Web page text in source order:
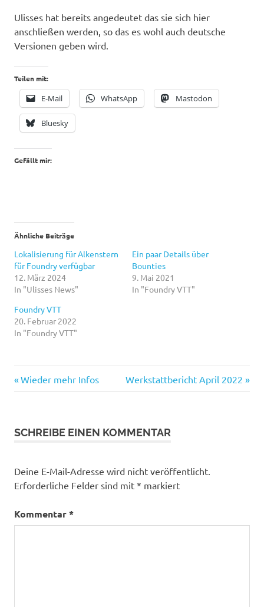
Ulisses hat bereits angedeutet das sie sich hier
anschließen werden, so das es wohl auch deutsche
Versionen geben wird.
Teilen mit:
E-Mail WhatsApp Mastodon
Bluesky
Gefällt mir:
Ähnliche Beiträge
Lokalisierung für Alkenstern
für Foundry verfügbar
12. März 2024
In "Ulisses News"
Ein paar Details über
Bounties
9. Mai 2021
In "Foundry VTT"
Foundry VTT
20. Februar 2022
In "Foundry VTT"
Beitragsnavigation
Vorheriger
Beitrag:
Wieder mehr Infos
Nächster
Beitrag:
Werkstattbericht April 2022
SCHREIBE EINEN KOMMENTAR
Deine E-Mail-Adresse wird nicht veröffentlicht.
Erforderliche Felder sind mit * markiert
Kommentar*